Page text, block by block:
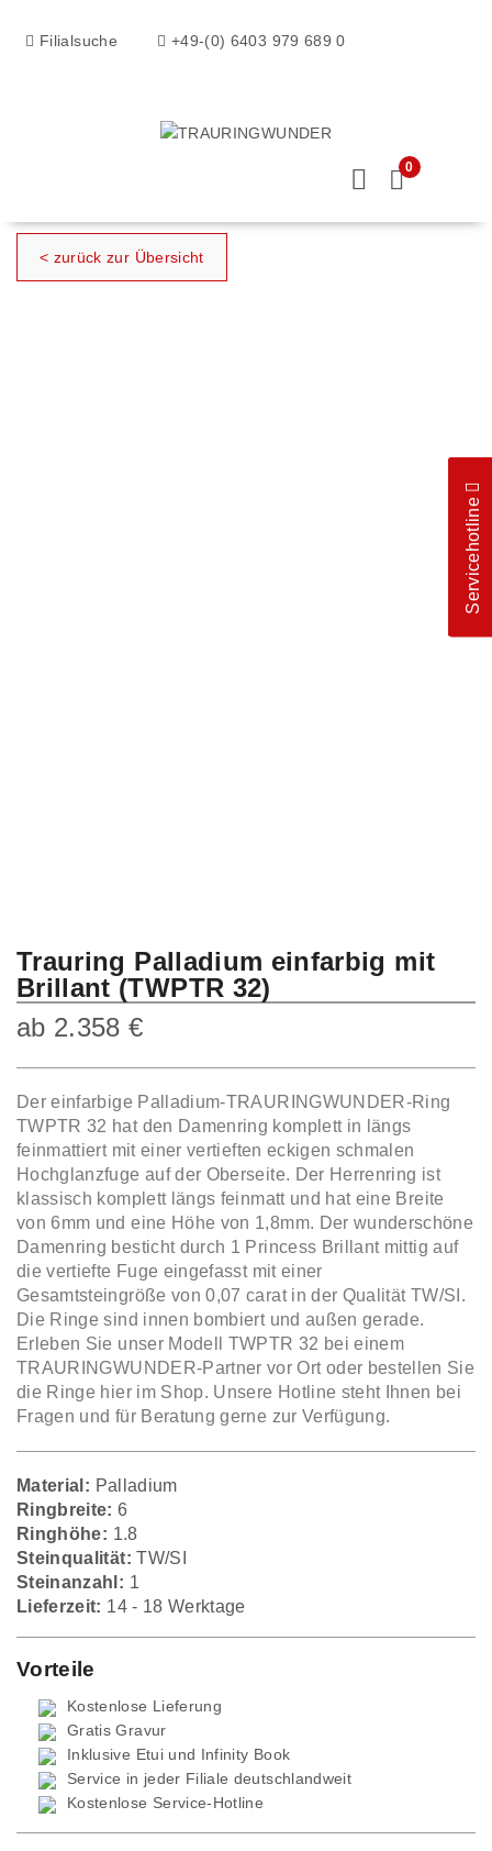
Filialsuche +49-(0) 6403 979 689 0
0
< zurück zur Übersicht
Trauring Palladium einfarbig mit
Brillant (TWPTR 32)
ab 2.358€
Der einfarbige Palladium-TRAURINGWUNDER-Ring
TWPTR 32 hat den Damenring komplett in längs
feinmattiert mit einer vertieften eckigen schmalen
Hochglanzfuge auf der Oberseite. Der Herrenring ist
klassisch komplett längs feinmatt und hat eine Breite
von 6mm und eine Höhe von 1,8mm. Der wunderschöne
Damenring besticht durch 1 Princess Brillant mittig auf
die vertiefte Fuge eingefasst mit einer
Gesamtsteingröße von 0,07 carat in der Qualität TW/SI.
Die Ringe sind innen bombiert und außen gerade.
Erleben Sie unser Modell TWPTR 32 bei einem
TRAURINGWUNDER-Partner vor Ort oder bestellen Sie
die Ringe hier im Shop. Unsere Hotline steht Ihnen bei
Fragen und für Beratung gerne zur Verfügung.
Material: Palladium
Ringbreite: 6
Ringhöhe: 1.8
Steinqualität: TW/SI
Steinanzahl: 1
Lieferzeit: 14 - 18 Werktage
Vorteile
Kostenlose Lieferung
Gratis Gravur
Inklusive Etui und Infinity Book
Service in jeder Filiale deutschlandweit
Kostenlose Service-Hotline
Servicehotline